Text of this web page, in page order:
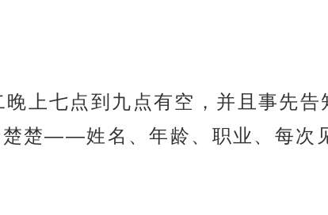
上七点到九点有空，并且事先告
楚——姓名、年龄、职业、每次